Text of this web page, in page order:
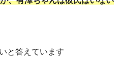
と答えています